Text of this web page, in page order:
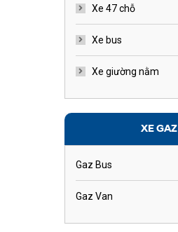
Xe 47 chỗ
Xe bus
Xe giường nằm
XE GAZ
Gaz Bus
Gaz Van